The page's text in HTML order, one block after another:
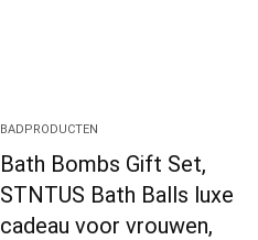
BADPRODUCTEN
Bath Bombs Gift Set,
STNTUS Bath Balls luxe
cadeau voor vrouwen,